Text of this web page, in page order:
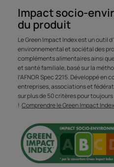
naturelle de Curbicia, ce
en naturalité.
Bénéfices
Purifie et nettoie en douceur
et le cuir chevelu, élimine en
Régule la production de
moins vite, la fréquence des
espacée.
Aide les cheveux à retrouver
assainie, la chevelure est
Impact socio-
du produit
Le Green Impact Index est un outil
environnemental et sociétal des
compléments alimentaires ainsi
et santé familiale, basé sur la
l’AFNOR Spec 2215. Développé en
entreprises, associations et
sur plus de 50 critères pour
! Comprendre le Green Impact Index